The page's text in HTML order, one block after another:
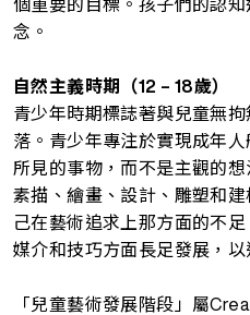
個重要的目標。孩子們的認
念。
自然主義時期（12 – 18歲）
青少年時期標誌著與兒童無
落。青少年專注於實現成年
所見的事物，而不是主觀的
素描、繪畫、設計、雕塑和
己在藝術追求上那方面的不
媒介和技巧方面長足發展，以
「兒童藝術發展階段」屬